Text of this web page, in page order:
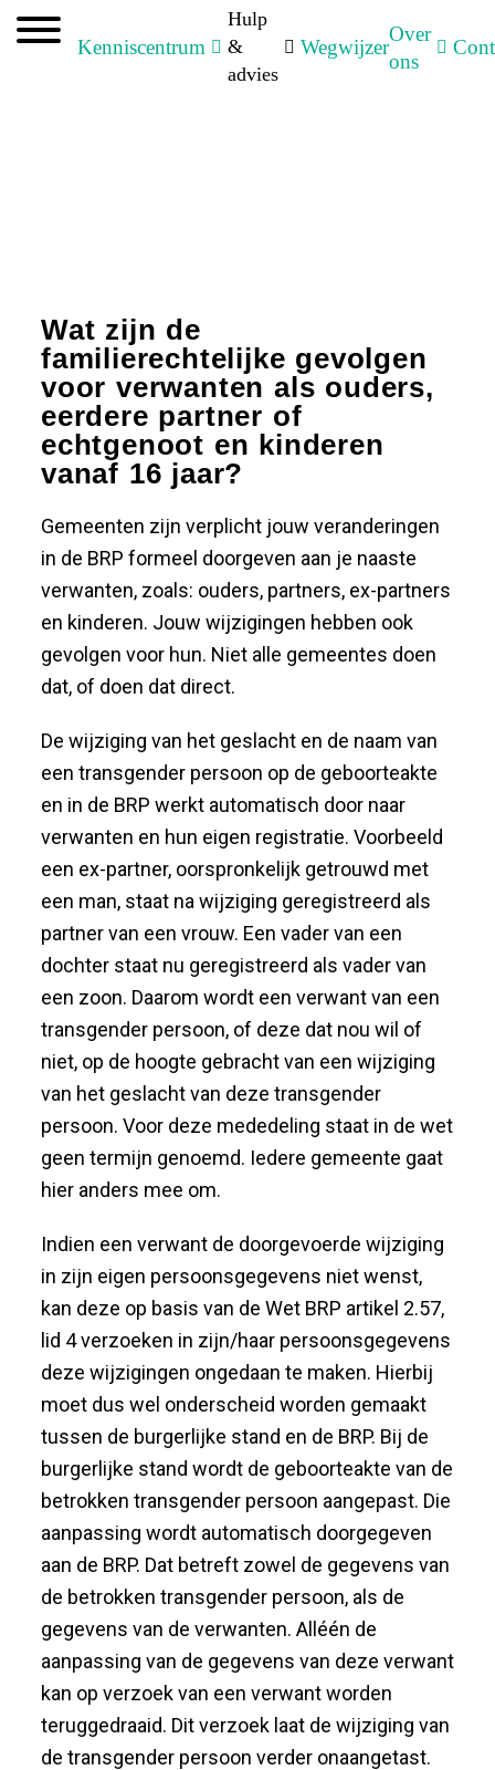
Kenniscentrum
Hulp
&
advies
Wegwijzer
Over
ons
Informatie
Wat zijn de
familierechtelijke gevolgen
voor verwanten als ouders,
eerdere partner of
echtgenoot en kinderen
vanaf 16 jaar?
Gemeenten zijn verplicht jouw veranderingen
in de BRP formeel doorgeven aan je naaste
verwanten, zoals: ouders, partners, ex-partners
en kinderen. Jouw wijzigingen hebben ook
gevolgen voor hun. Niet alle gemeentes doen
dat, of doen dat direct.
De wijziging van het geslacht en de naam van
een transgender persoon op de geboorteakte
en in de BRP werkt automatisch door naar
verwanten en hun eigen registratie. Voorbeeld
een ex-partner, oorspronkelijk getrouwd met
een man, staat na wijziging geregistreerd als
partner van een vrouw. Een vader van een
dochter staat nu geregistreerd als vader van
een zoon. Daarom wordt een verwant van een
transgender persoon, of deze dat nou wil of
niet, op de hoogte gebracht van een wijziging
van het geslacht van deze transgender
persoon. Voor deze mededeling staat in de wet
geen termijn genoemd. Iedere gemeente gaat
hier anders mee om.
Indien een verwant de doorgevoerde wijziging
in zijn eigen persoonsgegevens niet wenst,
kan deze op basis van de Wet BRP artikel 2.57,
lid 4 verzoeken in zijn/haar persoonsgegevens
deze wijzigingen ongedaan te maken. Hierbij
moet dus wel onderscheid worden gemaakt
tussen de burgerlijke stand en de BRP. Bij de
burgerlijke stand wordt de geboorteakte van de
betrokken transgender persoon aangepast. Die
aanpassing wordt automatisch doorgegeven
aan de BRP. Dat betreft zowel de gegevens van
de betrokken transgender persoon, als de
gegevens van de verwanten. Alléén de
aanpassing van de gegevens van deze verwant
kan op verzoek van een verwant worden
teruggedraaid. Dit verzoek laat de wijziging van
de transgender persoon verder onaangetast.